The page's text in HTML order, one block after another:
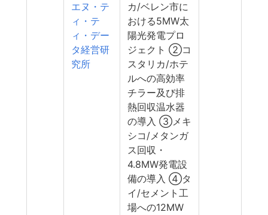
エヌ・テ
ィ・テ
ィ・デー
タ経営研
究所
カ/ベレン市に
おける5MW太
陽光発電プロ
ジェクト ②コ
スタリカ/ホテ
ルへの高効率
チラー及び排
熱回収温水器
の導入 ③メキ
シコ/メタンガ
ス回収・
4.8MW発電設
備の導入 ④タ
イ/セメント工
場への12MW